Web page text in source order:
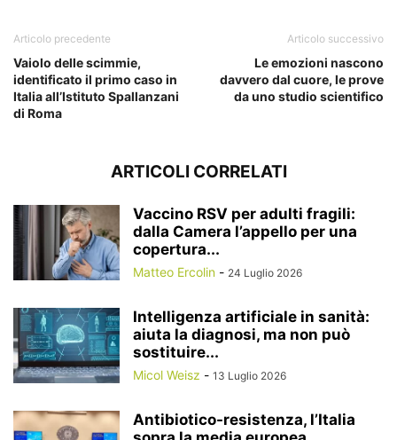
Articolo precedente
Vaiolo delle scimmie,
identificato il primo caso in
Italia all’Istituto Spallanzani
di Roma
Articolo successivo
Le emozioni nascono
davvero dal cuore, le prove
da uno studio scientifico
ARTICOLI CORRELATI
Vaccino RSV per adulti fragili:
dalla Camera l’appello per una
copertura...
Matteo Ercolin - 24 Luglio 2026
Intelligenza artificiale in sanità:
aiuta la diagnosi, ma non può
sostituire...
Micol Weisz - 13 Luglio 2026
Antibiotico-resistenza, l’Italia